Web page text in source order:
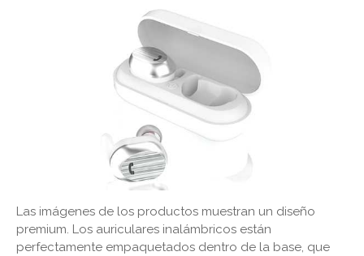
Las imágenes de los productos muestran un diseño
premium. Los auriculares inalámbricos están
perfectamente empaquetados dentro de la base, que